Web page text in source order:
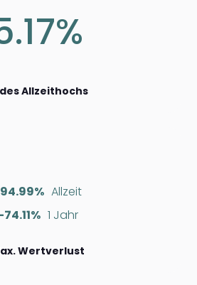
Allzeithochs
Allzeit
1 Jahr
Wertverlust